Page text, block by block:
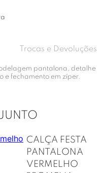
Trocas e Devoluções
pantalona, detalhe
e fechamento em zíper.
CALÇA FESTA
PANTALONA
VERMELHO